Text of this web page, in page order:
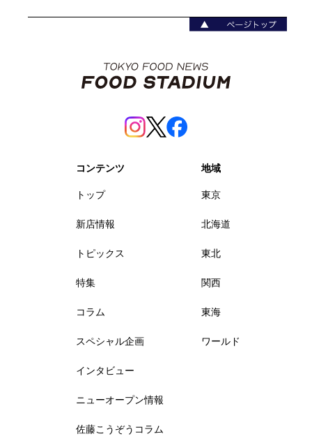
コンテンツ
トップ
新店情報
トピックス
特集
コラム
スペシャル企画
インタビュー
ニューオープン情報
佐藤こうぞうコラム
地域
東京
北海道
東北
関西
東海
ワールド